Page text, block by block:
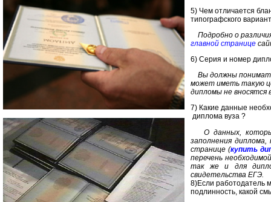
5) Чем отличается
типографского
Подробно о
главной странице
6) Серия и номер
Вы должны
может иметь такую
дипломы не вносятся
7) Какие данные
диплома вуза ?
О данных,
заполнения диплома,
странице (купить
перечень
так же и для
свидетельства ЕГЭ.
8)Если работодатель
подлинность, какой